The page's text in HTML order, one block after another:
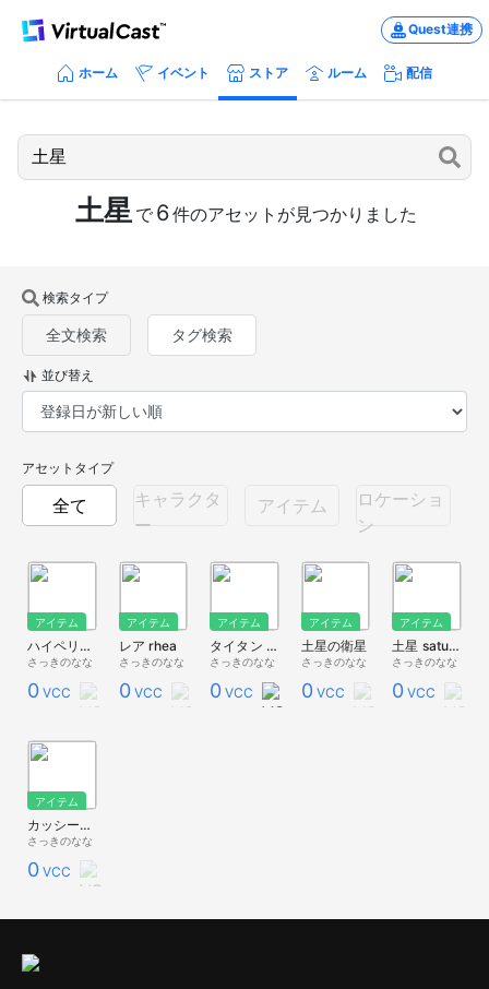
Quest連携
ホーム イベント ストア ルーム 配信
土星 で 6件のアセットが見つかりました
検索タイプ
全文検索 タグ検索
並び替え
アセットタイプ
全て
キャラクタ
ー
アイテム
ロケーショ
ン
アイテム
ハイペリオン hyperion
さっきのなな
0 VCC
アイテム
レア rhea
さっきのなな
0 VCC
アイテム
タイタン titan
さっきのなな
0 VCC
アイテム
土星の衛星
さっきのなな
0 VCC
アイテム
土星 saturn
さっきのなな
0 VCC
アイテム
カッシーニ cassini
さっきのなな
0 VCC